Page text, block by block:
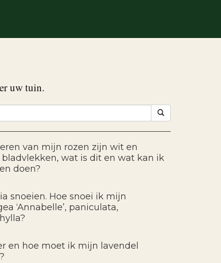
uw tuin.
van mijn rozen zijn wit en
wat is dit en wat kan ik
doen?
snoeien. Hoe snoei ik mijn
‘Annabelle’, paniculata,
en hoe moet ik mijn lavendel